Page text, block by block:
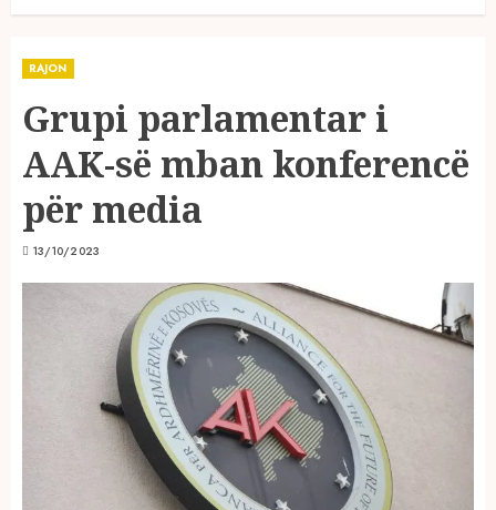
RAJON
Grupi parlamentar i
AAK-së mban konferencë
për media
13/10/2023